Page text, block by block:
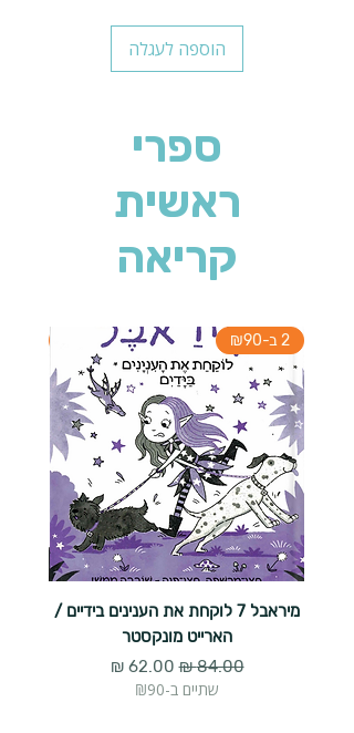
הוספה לעגלה
ספרי
ראשית
קריאה
2 ב-₪90
מיראבל 7 לוקחת את הענינים בידיים /
הארייט מונקסטר
מחיר רגיל‏84.00 ‏₪ מחיר מבצע
שתיים ב-₪90